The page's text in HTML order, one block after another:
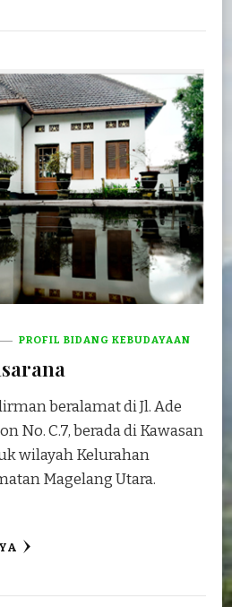
PROFIL BIDANG KEBUDAYAAN
beralamat di Jl. Ade
No. C.7, berada di Kawasan
wilayah Kelurahan
Magelang Utara.